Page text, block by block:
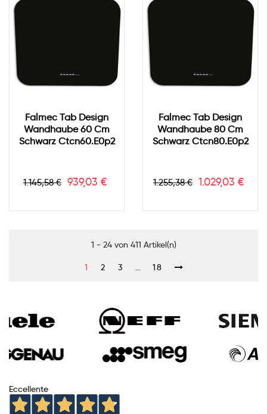
Falmec Tab Design
Wandhaube 60 Cm
Schwarz Ctcn60.e0p2
Verkaufspreis
1.145,58 € Preis
939,03 €
Falmec Tab Design
Wandhaube 80 Cm
Schwarz Ctcn80.e0p2
Verkaufspreis
1.255,38 € Preis
1.029,03 €
1 - 24 von 411 Artikel(n)
1 2 3 … 18
Eccellente